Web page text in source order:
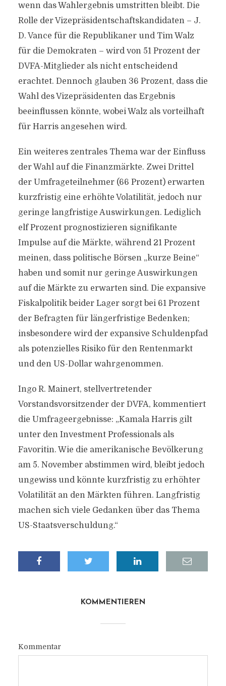
wenn das Wahlergebnis umstritten bleibt. Die
Rolle der Vizepräsidentschaftskandidaten – J.
D. Vance für die Republikaner und Tim Walz
für die Demokraten – wird von 51 Prozent der
DVFA-Mitglieder als nicht entscheidend
erachtet. Dennoch glauben 36 Prozent, dass die
Wahl des Vizepräsidenten das Ergebnis
beeinflussen könnte, wobei Walz als vorteilhaft
für Harris angesehen wird.
Ein weiteres zentrales Thema war der Einfluss
der Wahl auf die Finanzmärkte. Zwei Drittel
der Umfrageteilnehmer (66 Prozent) erwarten
kurzfristig eine erhöhte Volatilität, jedoch nur
geringe langfristige Auswirkungen. Lediglich
elf Prozent prognostizieren signifikante
Impulse auf die Märkte, während 21 Prozent
meinen, dass politische Börsen „kurze Beine“
haben und somit nur geringe Auswirkungen
auf die Märkte zu erwarten sind. Die expansive
Fiskalpolitik beider Lager sorgt bei 61 Prozent
der Befragten für längerfristige Bedenken;
insbesondere wird der expansive Schuldenpfad
als potenzielles Risiko für den Rentenmarkt
und den US-Dollar wahrgenommen.
Ingo R. Mainert, stellvertretender
Vorstandsvorsitzender der DVFA, kommentiert
die Umfrageergebnisse: „Kamala Harris gilt
unter den Investment Professionals als
Favoritin. Wie die amerikanische Bevölkerung
am 5. November abstimmen wird, bleibt jedoch
ungewiss und könnte kurzfristig zu erhöhter
Volatilität an den Märkten führen. Langfristig
machen sich viele Gedanken über das Thema
US-Staatsverschuldung.“
KOMMENTIEREN
Kommentar